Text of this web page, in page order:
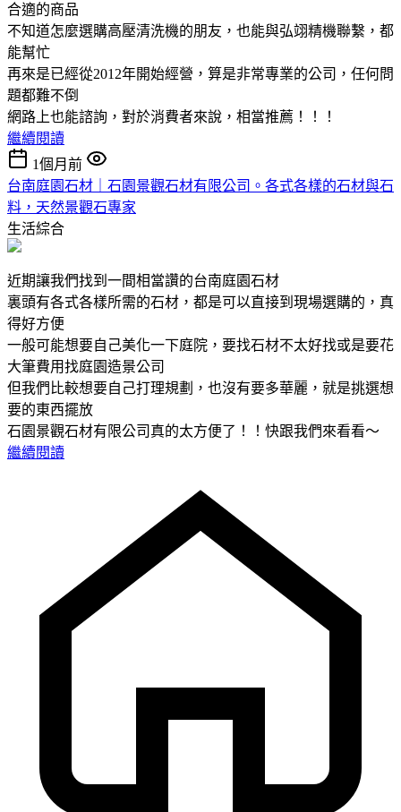
合適的商品
不知道怎麼選購高壓清洗機的朋友，也能與弘翊精機聯繫，都
能幫忙
再來是已經從2012年開始經營，算是非常專業的公司，任何問
題都難不倒
網路上也能諮詢，對於消費者來說，相當推薦！！！
繼續閱讀
1個月前
台南庭園石材｜石園景觀石材有限公司。各式各樣的石材與石
料，天然景觀石專家
生活綜合
近期讓我們找到一間相當讚的台南庭園石材
裏頭有各式各樣所需的石材，都是可以直接到現場選購的，真
得好方便
一般可能想要自己美化一下庭院，要找石材不太好找或是要花
大筆費用找庭園造景公司
但我們比較想要自己打理規劃，也沒有要多華麗，就是挑選想
要的東西擺放
石園景觀石材有限公司真的太方便了！！快跟我們來看看～
繼續閱讀